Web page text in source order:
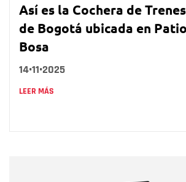
Así es la Cochera de
de Bogotá ubicada en
Bosa
14•11•2025
LEER MÁS